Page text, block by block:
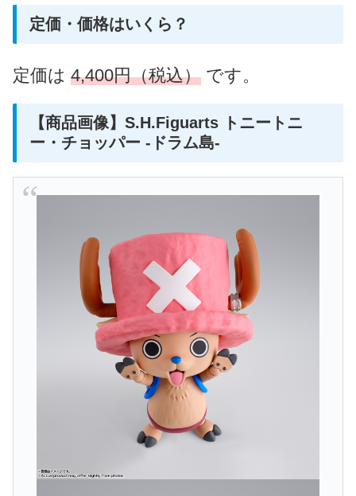
定価・価格はいくら？
定価は 4,400円（税込） です。
【商品画像】S.H.Figuarts トニートニ
ー・チョッパー -ドラム島-